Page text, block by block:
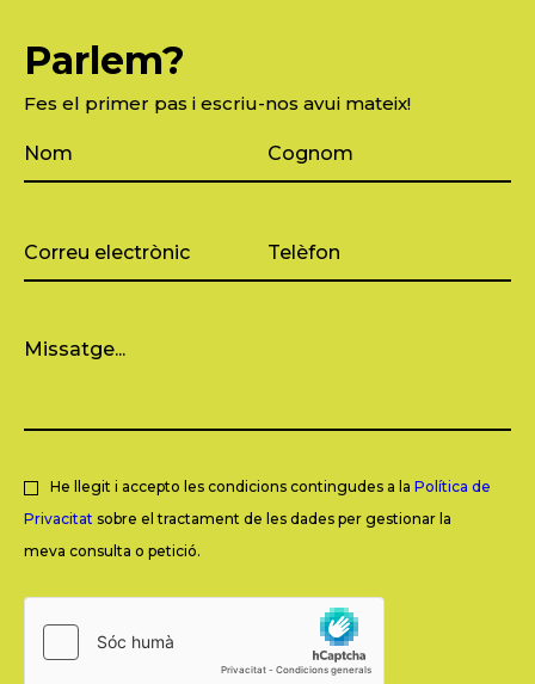
Parlem?
Fes el primer pas i escriu-nos avui mateix!
He llegit i accepto les condicions contingudes a la Política de
Privacitat sobre el tractament de les dades per gestionar la
meva consulta o petició.